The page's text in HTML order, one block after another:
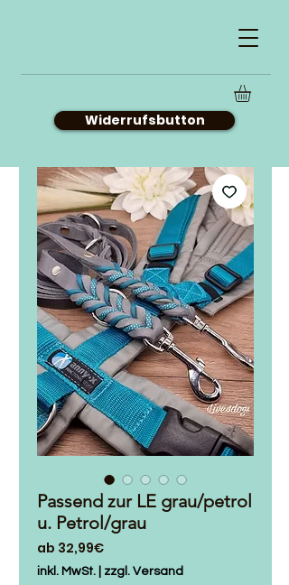
Widerrufsbutton
Passend zur LE grau/petrol
u. Petrol/grau
ab 32,99€Sale-
Preis
inkl. MwSt. zzgl. Versand